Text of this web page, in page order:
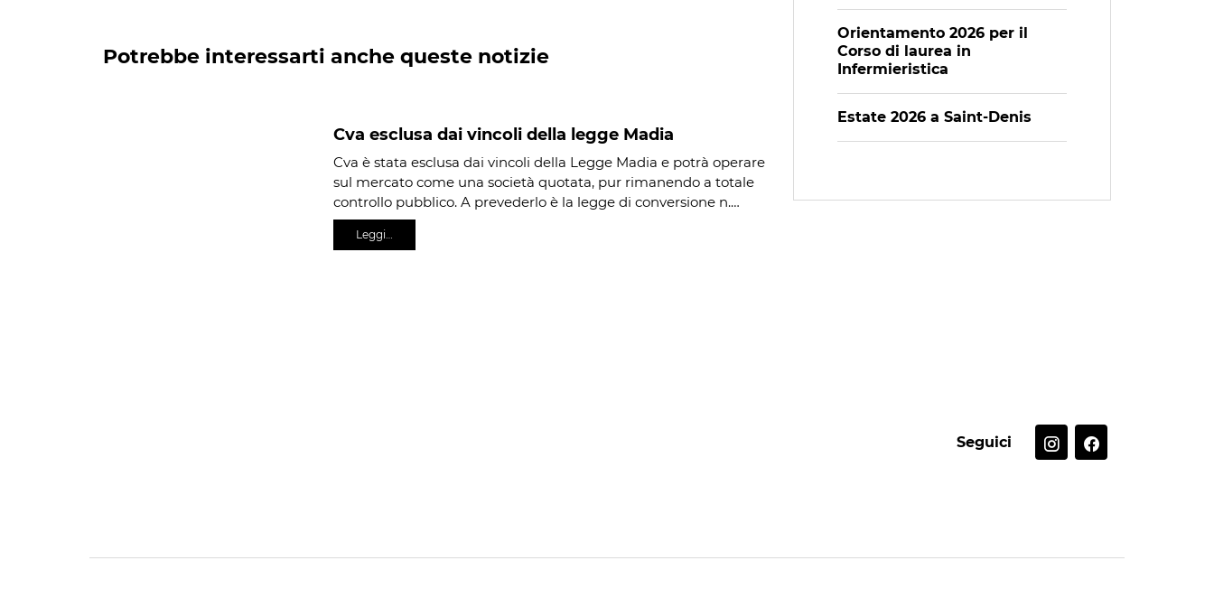
Potrebbe interessarti anche queste notizie
Cva esclusa dai vincoli della legge Madia
Cva è stata esclusa dai vincoli della Legge Madia e potrà operare
sul mercato come una società quotata, pur rimanendo a totale
controllo pubblico. A prevederlo è la legge di conversione n.…
Leggi…
Orientamento 2026 per il
Corso di laurea in
Infermieristica
Estate 2026 a Saint-Denis
Seguici